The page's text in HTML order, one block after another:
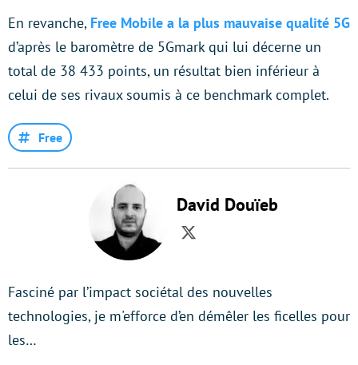
En revanche, Free Mobile a la plus mauvaise qualité 5G
d’après le baromètre de 5Gmark qui lui décerne un
total de 38 433 points, un résultat bien inférieur à
celui de ses rivaux soumis à ce benchmark complet.
Free
David Douïeb
Twitter
Fasciné par l’impact sociétal des nouvelles
technologies, je m'efforce d’en démêler les ficelles pour
les…